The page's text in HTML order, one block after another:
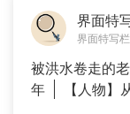
界面特
界面特写
被洪水卷走的
年
【人物】